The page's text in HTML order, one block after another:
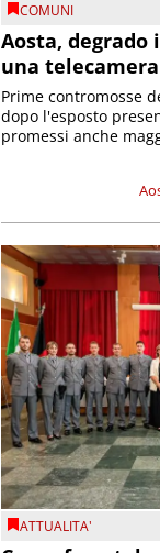
COMUNI
Aosta,
una
Prime contromosse
dopo l'esposto
promessi anche
ATTUALITA'